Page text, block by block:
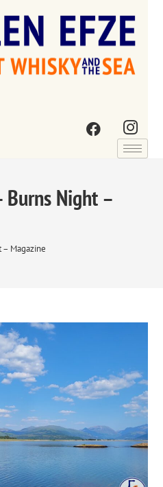
Burns Night –
– Magazine